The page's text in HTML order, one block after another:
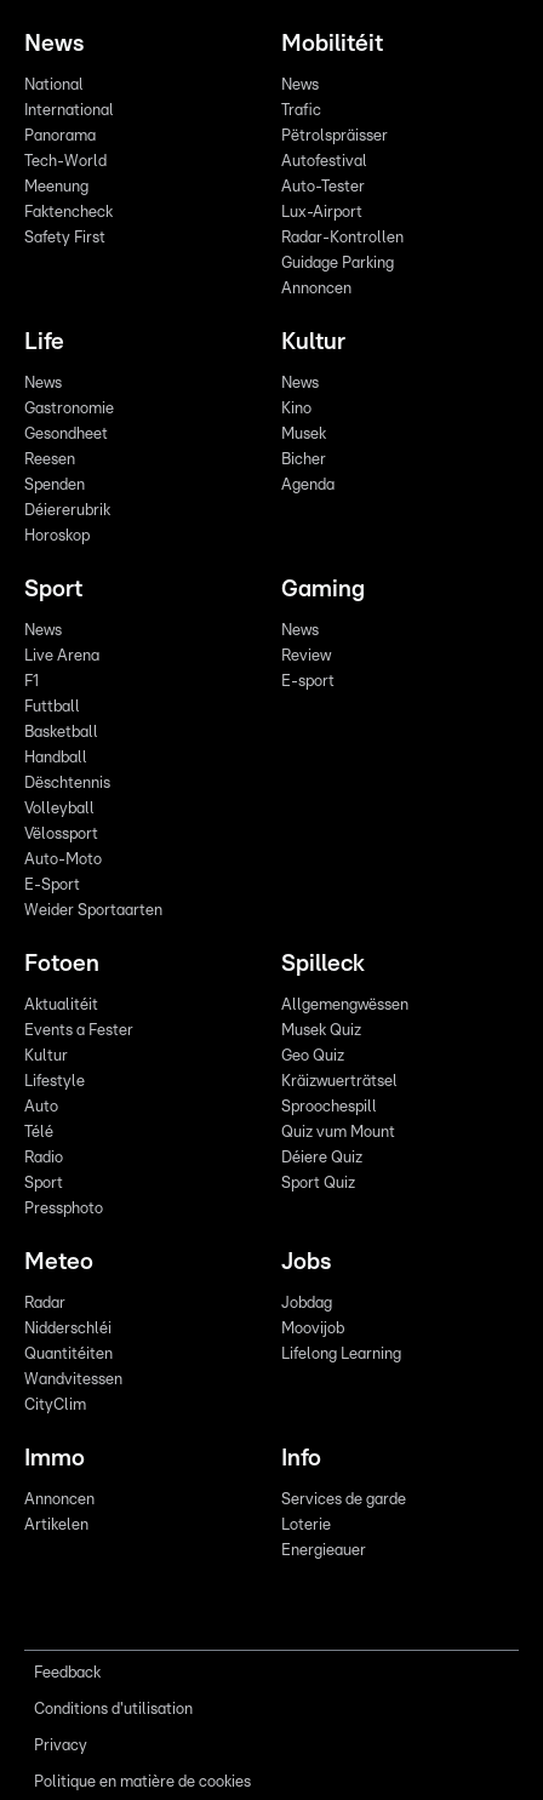
News
National
International
Panorama
Tech-World
Meenung
Faktencheck
Safety First
Mobilitéit
News
Trafic
Pëtrolspräisser
Autofestival
Auto-Tester
Lux-Airport
Radar-Kontrollen
Guidage Parking
Annoncen
Life
News
Gastronomie
Gesondheet
Reesen
Spenden
Déiererubrik
Horoskop
Kultur
News
Kino
Musek
Bicher
Agenda
Sport
News
Live Arena
F1
Futtball
Basketball
Handball
Dëschtennis
Volleyball
Vëlossport
Auto-Moto
E-Sport
Weider Sportaarten
Gaming
News
Review
E-sport
Fotoen
Aktualitéit
Events a Fester
Kultur
Lifestyle
Auto
Télé
Radio
Sport
Pressphoto
Spilleck
Allgemengwëssen
Musek Quiz
Geo Quiz
Kräizwuerträtsel
Sproochespill
Quiz vum Mount
Déiere Quiz
Sport Quiz
Meteo
Radar
Nidderschléi
Quantitéiten
Wandvitessen
CityClim
Jobs
Jobdag
Moovijob
Lifelong Learning
Immo
Annoncen
Artikelen
Info
Services de garde
Loterie
Energieauer
Feedback
Conditions d'utilisation
Privacy
Politique en matière de cookies